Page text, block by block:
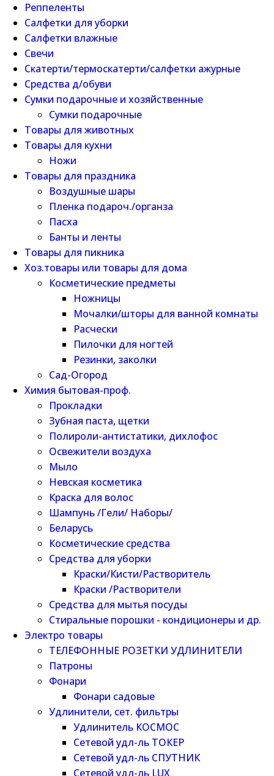
Реппеленты
Салфетки для уборки
Салфетки влажные
Свечи
Скатерти/термоскатерти/салфетки ажурные
Средства д/обуви
Сумки подарочные и хозяйственные
Сумки подарочные
Товары для животных
Товары для кухни
Ножи
Товары для праздника
Воздушные шары
Пленка подароч./органза
Пасха
Банты и ленты
Товары для пикника
Хоз.товары или товары для дома
Косметические предметы
Ножницы
Мочалки/шторы для ванной комнаты
Расчески
Пилочки для ногтей
Резинки, заколки
Сад-Огород
Химия бытовая-проф.
Прокладки
Зубная паста, щетки
Полироли-антистатики, дихлофос
Освежители воздуха
Мыло
Невская косметика
Краска для волос
Шампунь /Гели/ Наборы/
Беларусь
Косметические средства
Средства для уборки
Краски/Кисти/Растворитель
Краски /Растворители
Средства для мытья посуды
Стиральные порошки - кондиционеры и др.
Электро товары
ТЕЛЕФОННЫЕ РОЗЕТКИ УДЛИНИТЕЛИ
Патроны
Фонари
Фонари садовые
Удлинители, сет. фильтры
Удлинитель КОСМОС
Сетевой удл-ль ТОКЕР
Сетевой удл-ль СПУТНИК
Сетевой удл-ль LUX